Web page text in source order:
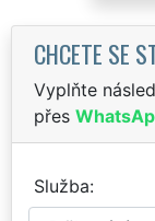
CHCETE SE
Vyplňte
přes
Služba